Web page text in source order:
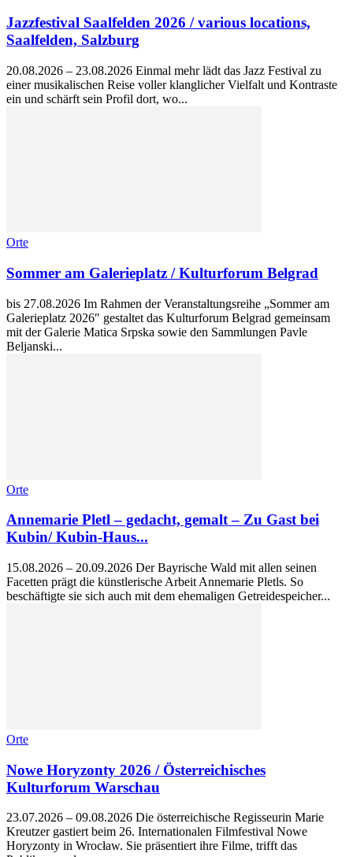
Jazzfestival Saalfelden 2026 / various locations,
Saalfelden, Salzburg
20.08.2026 – 23.08.2026 Einmal mehr lädt das Jazz Festival zu
einer musikalischen Reise voller klanglicher Vielfalt und Kontraste
ein und schärft sein Profil dort, wo...
Orte
Sommer am Galerieplatz / Kulturforum Belgrad
bis 27.08.2026 Im Rahmen der Veranstaltungsreihe „Sommer am
Galerieplatz 2026″ gestaltet das Kulturforum Belgrad gemeinsam
mit der Galerie Matica Srpska sowie den Sammlungen Pavle
Beljanski...
Orte
Annemarie Pletl – gedacht, gemalt – Zu Gast bei
Kubin/ Kubin-Haus...
15.08.2026 – 20.09.2026 Der Bayrische Wald mit allen seinen
Facetten prägt die künstlerische Arbeit Annemarie Pletls. So
beschäftigte sie sich auch mit dem ehemaligen Getreidespeicher...
Orte
Nowe Horyzonty 2026 / Österreichisches
Kulturforum Warschau
23.07.2026 – 09.08.2026 Die österreichische Regisseurin Marie
Kreutzer gastiert beim 26. Internationalen Filmfestival Nowe
Horyzonty in Wrocław. Sie präsentiert ihre Filme, trifft das